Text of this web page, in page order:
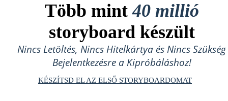
Több mint40 millió
storyboard készült
Nincs Letöltés, Nincs Hitelkártya és Nincs Szükség
Bejelentkezésre a Kipróbáláshoz!
KÉSZÍTSD EL AZ ELSŐ STORYBOARDOMAT